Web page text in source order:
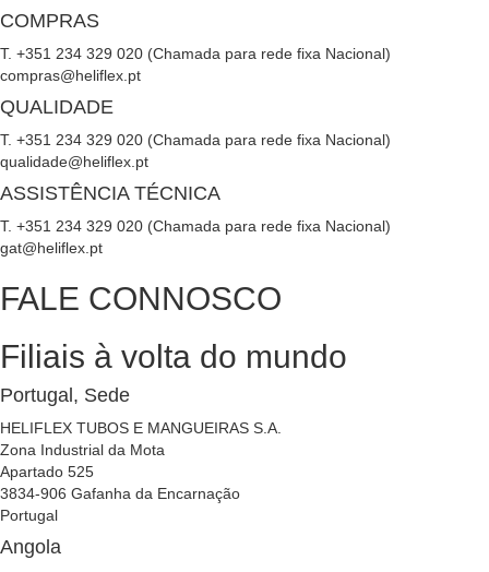
COMPRAS
T. +351 234 329 020 (Chamada para rede fixa Nacional)
compras@heliflex.pt
QUALIDADE
T. +351 234 329 020 (Chamada para rede fixa Nacional)
qualidade@heliflex.pt
ASSISTÊNCIA TÉCNICA
T. +351 234 329 020 (Chamada para rede fixa Nacional)
gat@heliflex.pt
FALE CONNOSCO
Filiais à volta do mundo
Portugal, Sede
HELIFLEX TUBOS E MANGUEIRAS S.A.
Zona Industrial da Mota
Apartado 525
3834-906 Gafanha da Encarnação
Portugal
Angola